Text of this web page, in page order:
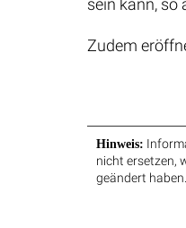
sein kann, so
Zudem
Hinweis:
nicht ersetzen,
geändert haben.